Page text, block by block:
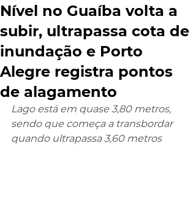
Nível no Guaíba volta a
subir, ultrapassa cota de
inundação e Porto
Alegre registra pontos
de alagamento
Lago está em quase 3,80 metros,
sendo que começa a transbordar
quando ultrapassa 3,60 metros